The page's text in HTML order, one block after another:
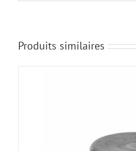
Produits similaires